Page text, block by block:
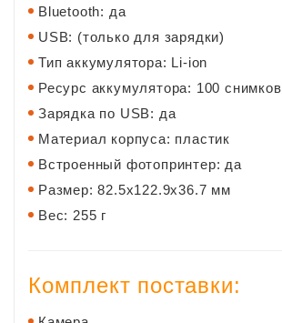
Bluetooth: да
USB: (только для зарядки)
Тип аккумулятора: Li-ion
Ресурс аккумулятора: 100 снимков
Зарядка по USB: да
Материал корпуса: пластик
Встроенный фотопринтер: да
Размер: 82.5х122.9х36.7 мм
Вес: 255 г
Комплект поставки: